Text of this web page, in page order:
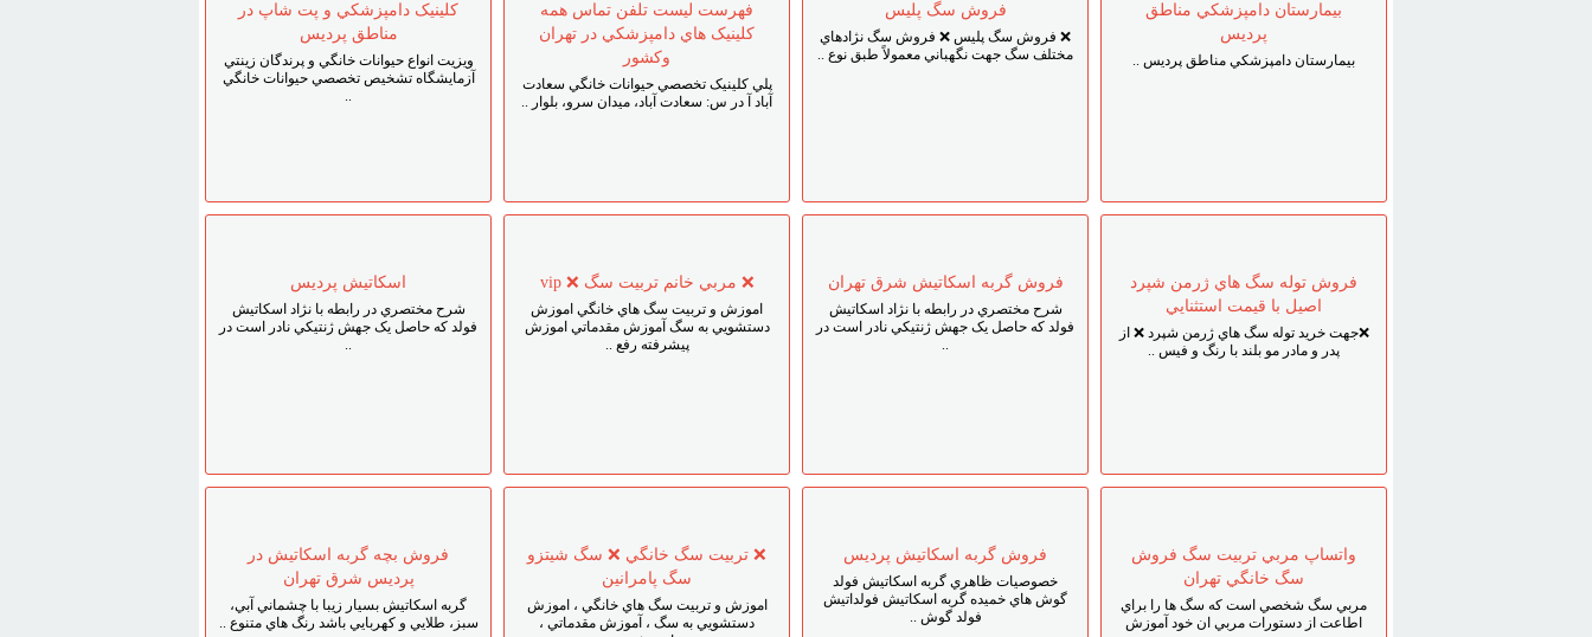
بيمارستان دامپزشکي مناطق
پرديس
بيمارستان دامپزشکي مناطق پرديس ..
فروش سگ پليس
❌ فروش سگ پليس ❌ فروش سگ نژادهاي
مختلف سگ جهت نگهباني معمولاً طبق نوع ..
فهرست ليست تلفن تماس همه
کلينيک هاي دامپزشکي در تهران
وکشور
پلي کلينيک تخصصي حيوانات خانگي سعادت
آباد آ در س: سعادت آباد، ميدان سرو، بلوار ..
کلينيک دامپزشکي و پت شاپ در
مناطق پرديس
ويزيت انواع حيوانات خانگي و پرندگان زينتي
آزمايشگاه تشخيص تخصصي حيوانات خانگي
..
فروش توله سگ هاي ژرمن شپرد
اصيل با قيمت استثنايي
❌جهت خريد توله سگ هاي ژرمن شپرد ❌ از
پدر و مادر مو بلند با رنگ و فيس ..
فروش گربه اسکاتيش شرق تهران
شرح مختصري در رابطه با نژاد اسکاتيش
فولد که حاصل يک جهش ژنتيکي نادر است در
..
❌ مربي خانم تربيت سگ ❌ vip
اموزش و تربيت سگ هاي خانگي اموزش
دستشويي به سگ آموزش مقدماتي اموزش
پيشرفته رفع ..
اسکاتيش پرديس
شرح مختصري در رابطه با نژاد اسکاتيش
فولد که حاصل يک جهش ژنتيکي نادر است در
..
واتساپ مربي تربيت سگ فروش
سگ خانگي تهران
مربي سگ شخصي است که سگ ها را براي
اطاعت از دستورات مربي ان خود آموزش
فروش گربه اسکاتيش پرديس
خصوصيات ظاهري گربه اسکاتيش فولد
گوش هاي خميده گربه اسکاتيش فولداتيش
فولد گوش ..
❌ تربيت سگ خانگي ❌ سگ شيتزو
سگ پامرانين
اموزش و تربيت سگ هاي خانگي ، اموزش
دستشويي به سگ ، آموزش مقدماتي ،
فروش بچه گربه اسکاتيش در
پرديس شرق تهران
گربه اسکاتيش بسيار زيبا با چشماني آبي،
سبز، طلايي و کهربايي باشد رنگ هاي متنوع ..